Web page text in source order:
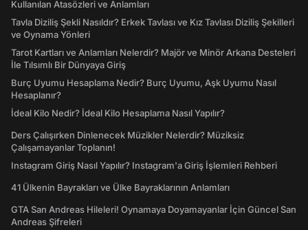
Kullanılan Atasözleri ve Anlamları
Tavla Diziliş Şekli Nasıldır? Erkek Tavlası ve Kız Tavlası Diziliş Şekilleri
ve Oynama Yönleri
Tarot Kartları ve Anlamları Nelerdir? Majör ve Minör Arkana Desteleri
İle Tılsımlı Bir Dünyaya Giriş
Burç Uyumu Hesaplama Nedir? Burç Uyumu, Aşk Uyumu Nasıl
Hesaplanır?
İdeal Kilo Nedir? İdeal Kilo Hesaplama Nasıl Yapılır?
Ders Çalışırken Dinlenecek Müzikler Nelerdir? Müziksiz
Çalışamayanlar Toplanın!
Instagram Giriş Nasıl Yapılır? Instagram'a Giriş İşlemleri Rehberi
41 Ülkenin Bayrakları ve Ülke Bayraklarının Anlamları
GTA San Andreas Hileleri! Oynamaya Doyamayanlar İçin Güncel San
Andreas Şifreleri